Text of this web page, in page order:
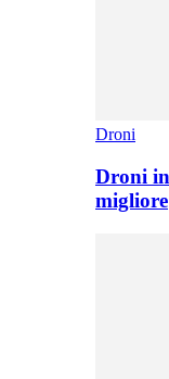
Droni
Droni
migliore